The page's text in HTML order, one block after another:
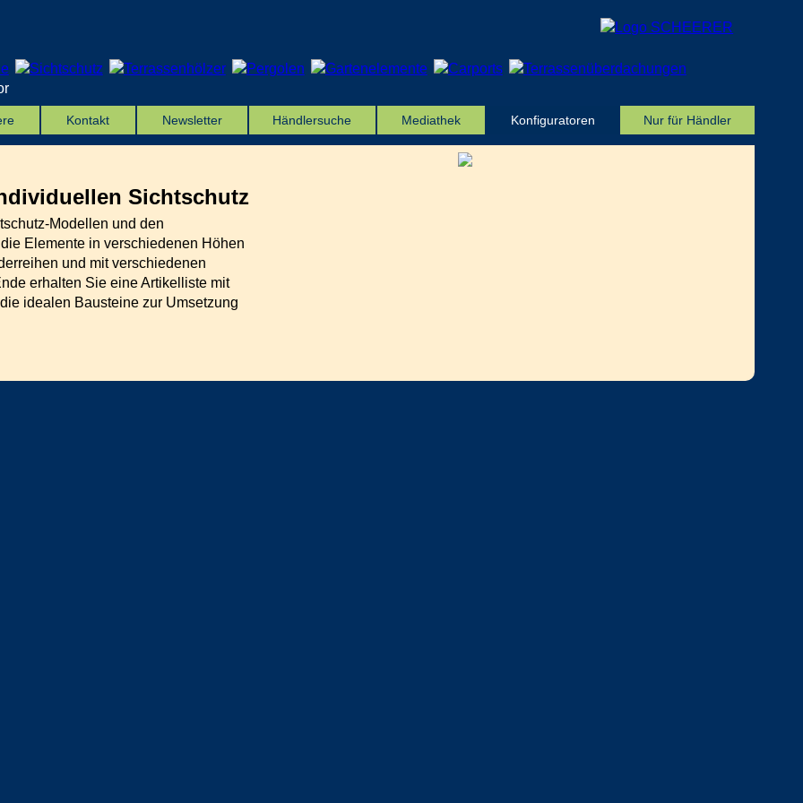
Kontakt Newsletter Händlersuche Mediathek Konfiguratoren Nur für Händler
Sichtschutz
Modellen und den
Elemente in verschiedenen Höhen
und mit verschiedenen
erhalten Sie eine Artikelliste mit
idealen Bausteine zur Umsetzung